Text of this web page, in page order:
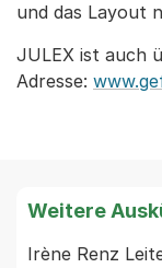
und das Layout
JULEX ist auch
Adresse:
Weitere
Irène Renz